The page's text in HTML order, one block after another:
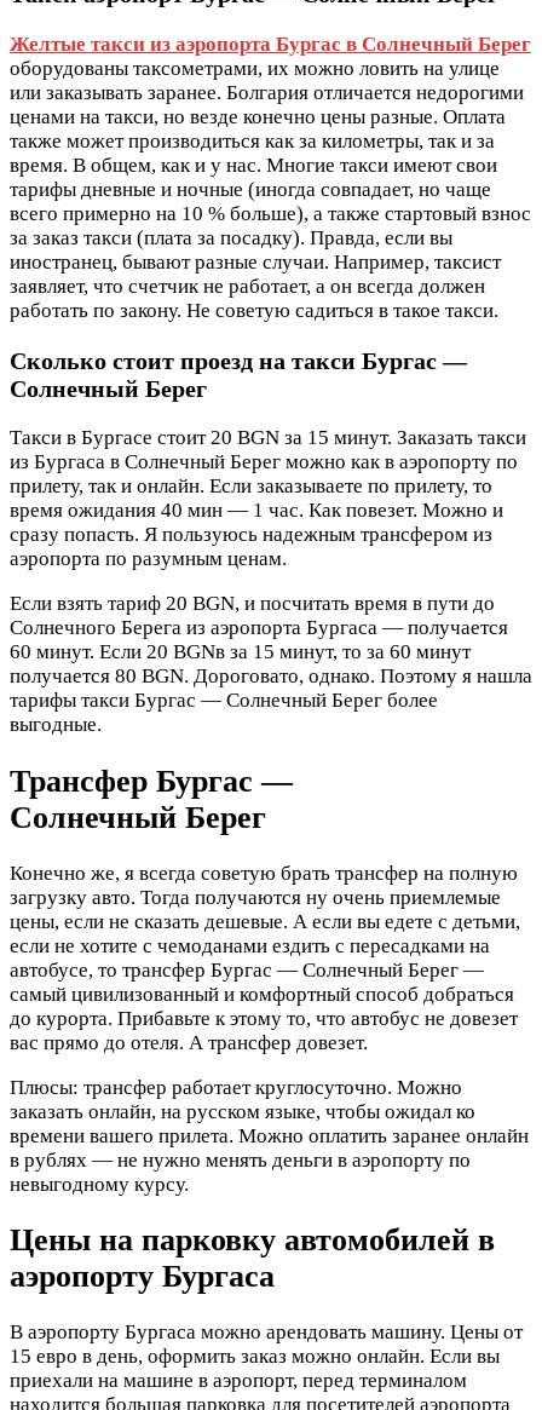
Желтые такси из аэропорта Бургас в Солнечный Берег
оборудованы таксометрами, их можно ловить на улице
или заказывать заранее. Болгария отличается недорогими
ценами на такси, но везде конечно цены разные. Оплата
также может производиться как за километры, так и за
время. В общем, как и у нас. Многие такси имеют свои
тарифы дневные и ночные (иногда совпадает, но чаще
всего примерно на 10 % больше), а также стартовый взнос
за заказ такси (плата за посадку). Правда, если вы
иностранец, бывают разные случаи. Например, таксист
заявляет, что счетчик не работает, а он всегда должен
работать по закону. Не советую садиться в такое такси.
Сколько стоит проезд на такси Бургас —
Солнечный Берег
Такси в Бургасе стоит 20 BGN за 15 минут. Заказать такси
из Бургаса в Солнечный Берег можно как в аэропорту по
прилету, так и онлайн. Если заказываете по прилету, то
время ожидания 40 мин — 1 час. Как повезет. Можно и
сразу попасть. Я пользуюсь надежным трансфером из
аэропорта по разумным ценам.
Если взять тариф 20 BGN, и посчитать время в пути до
Солнечного Берега из аэропорта Бургаса — получается
60 минут. Если 20 BGNв за 15 минут, то за 60 минут
получается 80 BGN. Дороговато, однако. Поэтому я нашла
тарифы такси Бургас — Солнечный Берег более
выгодные.
Трансфер Бургас —
Солнечный Берег
Конечно же, я всегда советую брать трансфер на полную
загрузку авто. Тогда получаются ну очень приемлемые
цены, если не сказать дешевые. А если вы едете с детьми,
если не хотите с чемоданами ездить с пересадками на
автобусе, то трансфер Бургас — Солнечный Берег —
самый цивилизованный и комфортный способ добраться
до курорта. Прибавьте к этому то, что автобус не довезет
вас прямо до отеля. А трансфер довезет.
Плюсы: трансфер работает круглосуточно. Можно
заказать онлайн, на русском языке, чтобы ожидал ко
времени вашего прилета. Можно оплатить заранее онлайн
в рублях — не нужно менять деньги в аэропорту по
невыгодному курсу.
Цены на парковку автомобилей в
аэропорту Бургаса
В аэропорту Бургаса можно арендовать машину. Цены от
15 евро в день, оформить заказ можно онлайн. Если вы
приехали на машине в аэропорт, перед терминалом
находится большая парковка для посетителей аэропорта